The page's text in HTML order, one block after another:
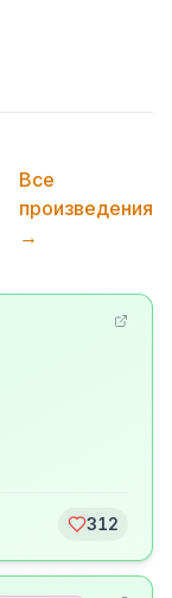
Все
произведения
→
312